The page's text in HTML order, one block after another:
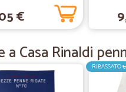
€
a Casa Rinaldi
RIBASSATO